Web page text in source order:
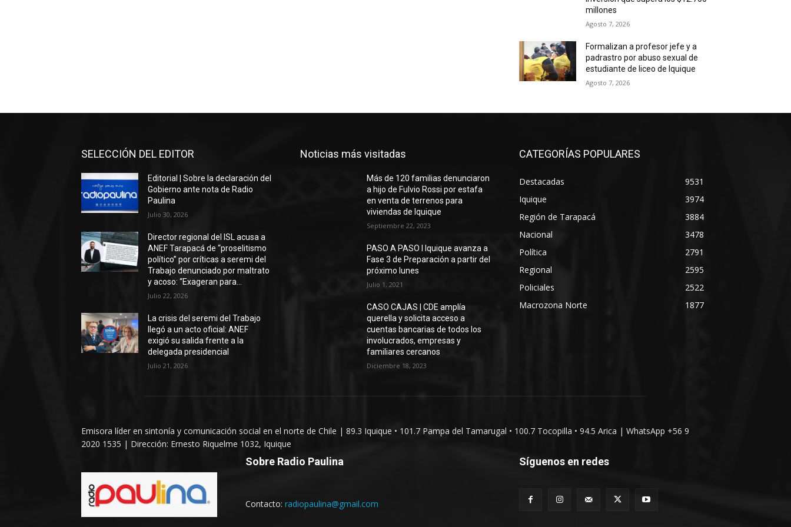
millones
Agosto 7, 2026
Formalizan a profesor jefe y a
padrastro por abuso sexual de
estudiante de liceo de Iquique
Agosto 7, 2026
SELECCIÓN DEL EDITOR
Editorial | Sobre la declaración del
Gobierno ante nota de Radio
Paulina
Julio 30, 2026
Director regional del ISL acusa a
ANEF Tarapacá de “proselitismo
político” por críticas a seremi del
Trabajo denunciado por maltrato
y acoso: “Exageran para...
Julio 22, 2026
La crisis del seremi del Trabajo
llegó a un acto oficial: ANEF
exigió su salida frente a la
delegada presidencial
Julio 21, 2026
Noticias más visitadas
Más de 120 familias denunciaron
a hijo de Fulvio Rossi por estafa
en venta de terrenos para
viviendas de Iquique
Septiembre 22, 2023
PASO A PASO I Iquique avanza a
Fase 3 de Preparación a partir del
próximo lunes
Julio 1, 2021
CASO CAJAS | CDE amplía
querella y solicita acceso a
cuentas bancarias de todos los
involucrados, empresas y
familiares cercanos
Diciembre 18, 2023
CATEGORÍAS POPULARES
Destacadas
9531
Iquique
3974
Región de Tarapacá
3884
Nacional
3478
Política
2791
Regional
2595
Policiales
2522
Macrozona Norte
1877
Emisora líder en sintonía y comunicación social en el norte de Chile | 89.3 Iquique • 101.7 Pampa del Tamarugal • 100.7 Tocopilla • 94.5 Arica | WhatsApp +56 9
2020 1535 | Dirección: Ernesto Riquelme 1032, Iquique
Sobre Radio Paulina
Contacto: radiopaulina@gmail.com
Síguenos en redes